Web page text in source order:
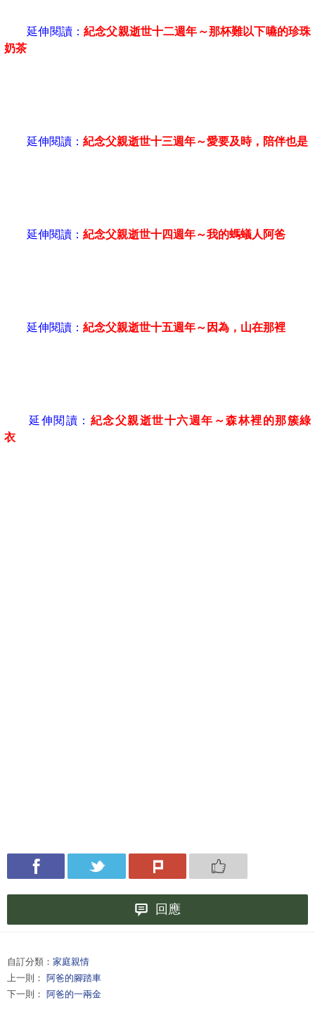
延伸閱讀：紀念父親逝世十二週年～那杯難以下嚥的珍珠
奶茶
延伸閱讀： 紀念父親逝世十三週年～愛要及時，陪伴也是
延伸閱讀： 紀念父親逝世十四週年～我的螞蟻人阿爸
延伸閱讀： 紀念父親逝世十五週年～因為，山在那裡
延伸閱讀： 紀念父親逝世十六週年～森林裡的那簇綠
衣
回應
自訂分類： 家庭親情
上一則： 阿爸的腳踏車
下一則： 阿爸的一兩金